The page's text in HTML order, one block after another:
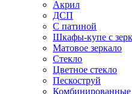
Акрил
ДСП
С патиной
Шкафы-купе с
Матовое зеркало
Стекло
Цветное стекло
Пескоструй
Комбинированные